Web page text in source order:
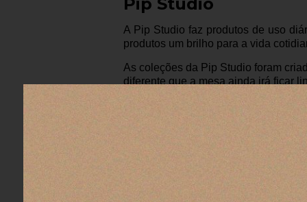
A Pip Studio faz produtos de uso
produtos um brilho para a vida
As coleções da Pip Studio foram
diferente que a mesa ainda irá ficar